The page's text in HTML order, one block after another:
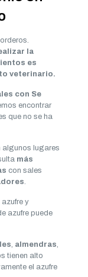
la
es
veterinario.
con Se
encontrar
que no se ha
algunos lugares
más
con sales
.
y
azufre puede
, almendras,
tienen alto
el azufre